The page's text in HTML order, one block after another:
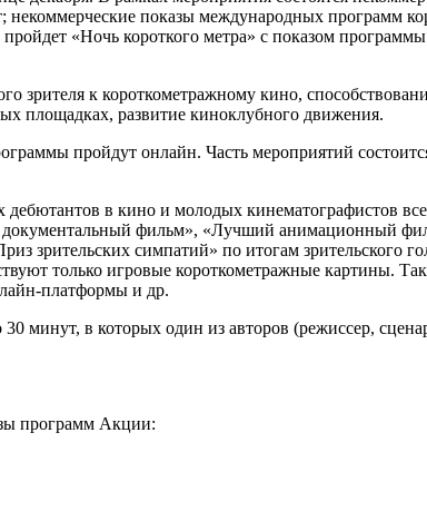
показы международных программ
«Ночь короткого метра» с показом
зрителя к короткометражному кино,
площадках, развитие киноклубного движения.
пройдут онлайн. Часть мероприятий
дебютантов в кино и молодых кинематографистов
документальный фильм», «Лучший анимационный
зрительских симпатий» по итогам зрительского
только игровые короткометражные картины.
платформы и др.
минут, в которых один из авторов (режиссер,
программ Акции: